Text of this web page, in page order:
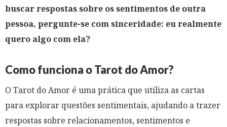
buscar respostas sobre os sentimentos de outra
pessoa, pergunte-se com sinceridade: eu realmente
quero algo com ela?
Como funciona o Tarot do Amor?
O Tarot do Amor é uma prática que utiliza as cartas
para explorar questões sentimentais, ajudando a trazer
respostas sobre relacionamentos, sentimentos e